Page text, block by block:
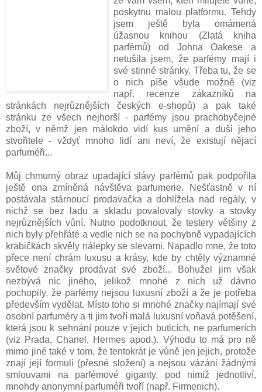
poskytnu malou platformu. Tehdy
jsem ještě byla omámená
úžasnou knihou (Zlatá kniha
parfémů) od Johna Oakese a
netušila jsem, že parfémy mají i
své stinné stránky. Třeba tu, že se
o nich píše všude možně (viz
např. recenze zákazníků na
stránkách nejrůznějších českých e-shopů)
a pak také
stránku ze všech nejhorší - parfémy jsou prachobyčejné
zboží, v němž jen málokdo vidí kus umění a duši jeho
stvořitele - vždyť mnoho lidí ani neví, že existují nějací
parfuméři...
Můj chmurný obraz upadající slávy parfémů pak podpořila
ještě ona zmíněná návštěva parfumerie. Nešťastně v ní
postávala stárnoucí prodavačka a dohlížela nad regály, v
nichž se bez ladu a skladu povalovaly stovky a stovky
nejrůznějších vůní. Nutno podotknout, že testery většiny z
nich byly přehřáté a vedle nich se na pochybně vypadajících
krabičkách skvěly nálepky se slevami. Napadlo mne, že toto
přece není chrám luxusu a krásy, kde by chtěly významné
světové značky prodávat své zboží... Bohužel jim však
nezbývá nic jiného, jelikož mnohé z nich už dávno
pochopily, že parfémy nejsou luxusní zboží a že je potřeba
především vydělat. Místo toho si mnohé značky najímají své
osobní parfuméry a ti jim tvoří malá luxusní voňavá potěšení,
která jsou k sehnání pouze v jejich buticích, ne parfumerích
(viz Prada, Chanel, Hermes apod.). Výhodu to má pro ně
mimo jiné také v tom, že tentokrát je vůně jen jejich, protože
znají její formuli (přesné složení) a nejsou vázáni žádnými
smlouvami na parfémové giganty, pod nimiž jednotliví,
mnohdy anonymní parfuméři tvoří (např. Firmenich).